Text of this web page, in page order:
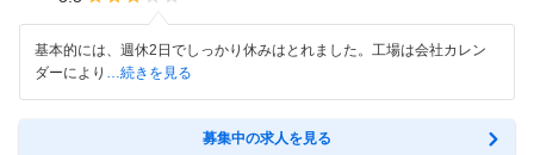
基本的には、週休2日でしっかり休みはとれました。工場は会社カレン
ダーにより …続きを見る
募集中の求人を見る